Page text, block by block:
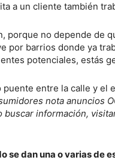
a un cliente también
porque no depende de
por barrios donde ya
potenciales, estás
entre la calle y el
nota anuncios
información,
se dan una o varias de